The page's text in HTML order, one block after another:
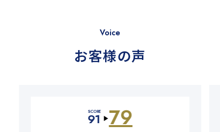
Voice
お客様の声
SCORE
91 ▶79